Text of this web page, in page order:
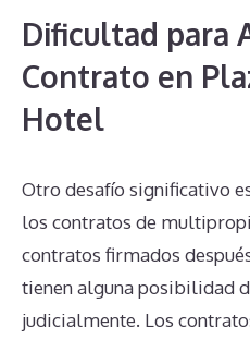
Dificultad para
Contrato en
Hotel
Otro desafío significativo
los contratos de
contratos firmados
tienen alguna posibilidad
judicialmente. Los